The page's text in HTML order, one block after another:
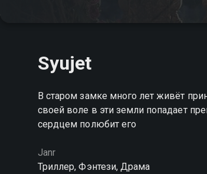
Syujet
В старом замке много лет живёт
своей воле в эти земли попадает
сердцем полюбит его
Janr
Триллер, Фэнтези, Драма